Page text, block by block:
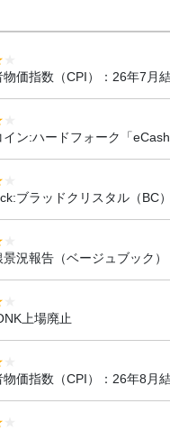
物価指数（CPI）：26年7月
イン:ハードフォーク「
ブラッドクリスタル（BC
況報告（ベージュブック）
上場廃止
物価指数（CPI）：26年8月